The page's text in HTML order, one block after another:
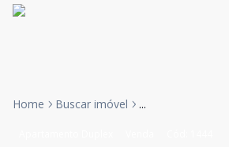
Home Buscar imóvel ...